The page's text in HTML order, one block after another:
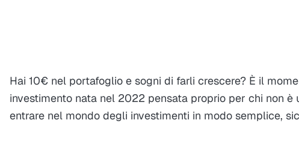
Hai 10€ nel portafoglio e sogni di farli crescere? È il
investimento nata nel 2022 pensata proprio per chi non
entrare nel mondo degli investimenti in modo semplice,